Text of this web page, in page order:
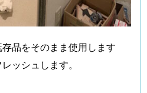
品をそのまま使用します
ッシュします。